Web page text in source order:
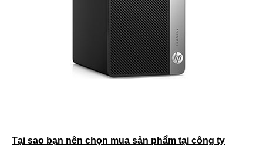
Tại sao bạn nên chọn mua sản phẩm tại công ty